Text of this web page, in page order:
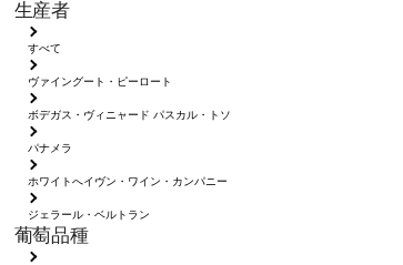
生産者
すべて
ヴァイングート・ピーロート
ボデガス・ヴィニャード パスカル・トソ
パナメラ
ホワイトへイヴン・ワイン・カンパニー
ジェラール・ベルトラン
葡萄品種